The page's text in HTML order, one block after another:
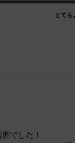
とても
でした！